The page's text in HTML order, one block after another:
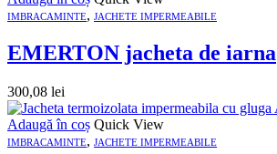
IMBRACAMINTE, JACHETE IMPERMEABILE
EMERTON jacheta de iarna
300,08 lei
Adaugă în coș Quick View
IMBRACAMINTE, JACHETE IMPERMEABILE